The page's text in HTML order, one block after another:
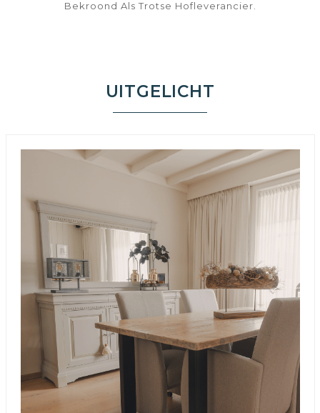
Bekroond Als Trotse Hofleverancier.
UITGELICHT